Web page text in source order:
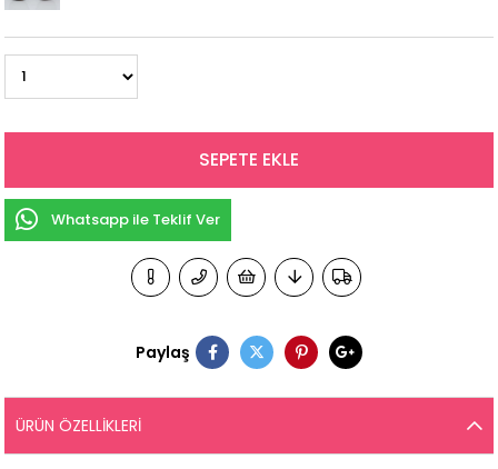
Whatsapp ile Teklif Ver
Paylaş
ÜRÜN ÖZELLIKLERI